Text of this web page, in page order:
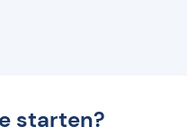
starten?